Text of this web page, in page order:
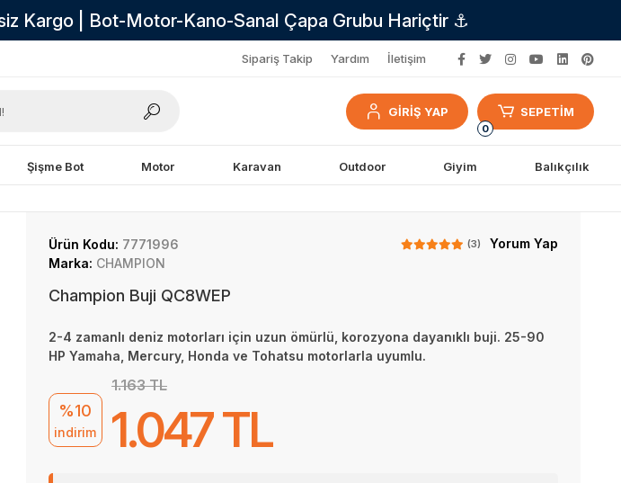
Kargo | Bot-Motor-Kano-Sanal Çapa Grubu Hariçtir ⚓
Sipariş Takip Yardım İletişim
GİRİŞ YAP
0
SEPETİM
Şişme Bot Motor Karavan Outdoor Giyim Balıkçılık
Ürün Kodu: 7771996 (3)
Yorum Yap
Marka: CHAMPION
Champion Buji QC8WEP
2-4 zamanlı deniz motorları için uzun ömürlü, korozyona dayanıklı buji. 25-90
HP Yamaha, Mercury, Honda ve Tohatsu motorlarla uyumlu.
%10
indirim
1.163 TL
1.047 TL